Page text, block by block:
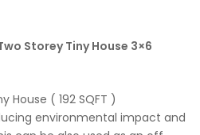
Storey Tiny House 3×6
House ( 192 SQFT )
environmental impact and